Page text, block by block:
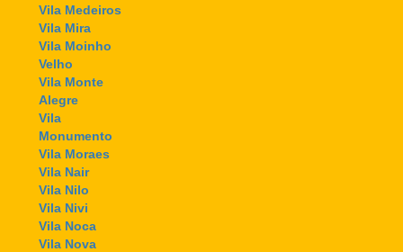
Vila Medeiros
Vila Mira
Vila Moinho
Velho
Vila Monte
Alegre
Vila
Monumento
Vila Moraes
Vila Nair
Vila Nilo
Vila Nivi
Vila Noca
Vila Nova